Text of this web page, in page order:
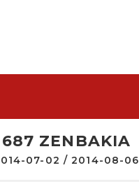
687 ZENBAKIA
07-02 / 2014-08-06